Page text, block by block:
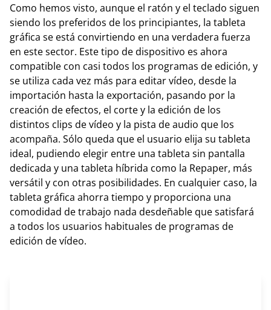
Como hemos visto, aunque el ratón y el teclado siguen
siendo los preferidos de los principiantes, la tableta
gráfica se está convirtiendo en una verdadera fuerza
en este sector. Este tipo de dispositivo es ahora
compatible con casi todos los programas de edición, y
se utiliza cada vez más para editar vídeo, desde la
importación hasta la exportación, pasando por la
creación de efectos, el corte y la edición de los
distintos clips de vídeo y la pista de audio que los
acompaña. Sólo queda que el usuario elija su tableta
ideal, pudiendo elegir entre una tableta sin pantalla
dedicada y una tableta híbrida como la Repaper, más
versátil y con otras posibilidades. En cualquier caso, la
tableta gráfica ahorra tiempo y proporciona una
comodidad de trabajo nada desdeñable que satisfará
a todos los usuarios habituales de programas de
edición de vídeo.